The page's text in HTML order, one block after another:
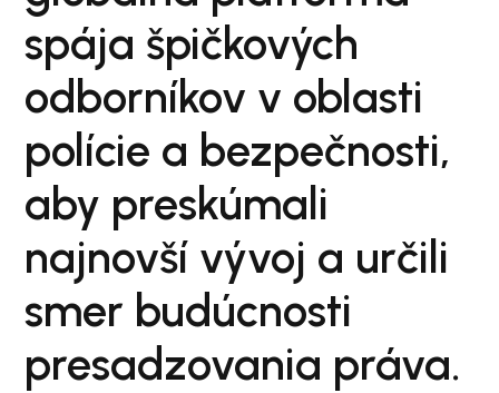
spája špičkových
odborníkov v oblasti
polície a bezpečnosti,
aby preskúmali
najnovší vývoj a určili
smer budúcnosti
presadzovania práva.